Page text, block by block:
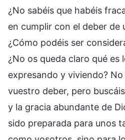
¿No sabéis que habéis
en cumplir con el deber de
¿Cómo podéis ser
¿No os queda claro qué es
expresando y viviendo?
vuestro deber, pero
y la gracia abundante de
sido preparada para unos